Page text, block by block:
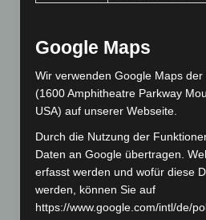
Stellenanzeige
Sozialpädagogische
Google Maps
Wir verwenden Google Maps der
(1600 Amphitheatre Parkway
USA) auf unserer Webseite.
Durch die Nutzung der
Daten an Google übertragen.
erfasst werden und wofür diese
werden, können Sie auf
https://www.google.com/intl/de/